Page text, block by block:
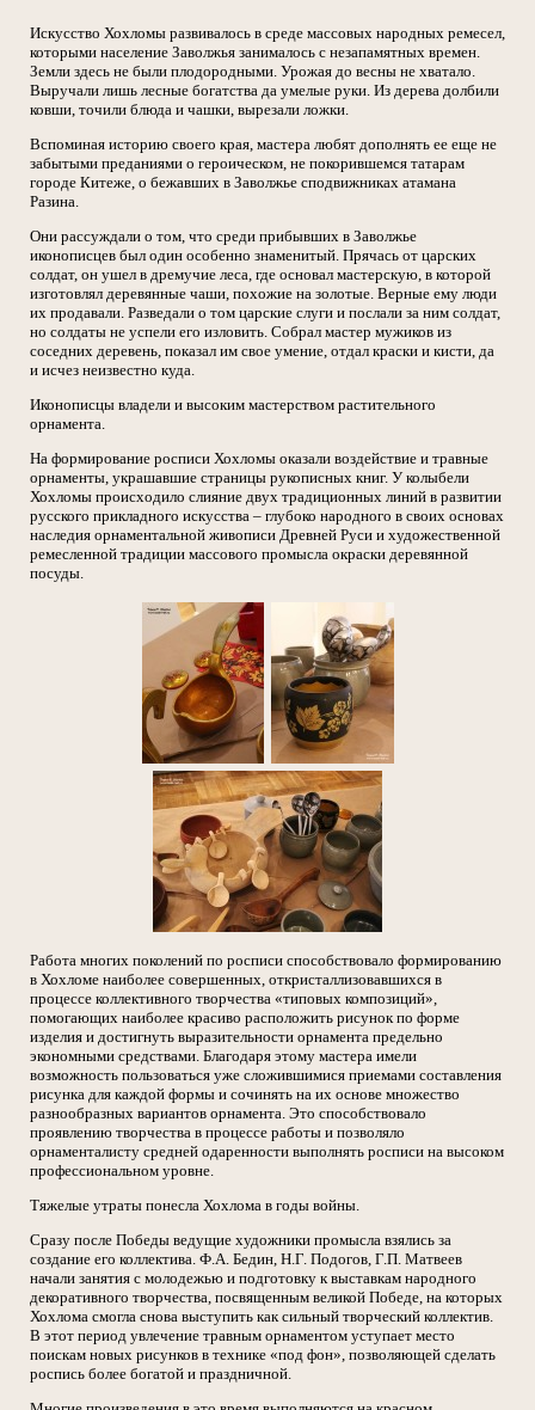
Искусство Хохломы развивалось в среде массовых народных ремесел,
которыми население Заволжья занималось с незапамятных времен.
Земли здесь не были плодородными. Урожая до весны не хватало.
Выручали лишь лесные богатства да умелые руки. Из дерева долбили
ковши, точили блюда и чашки, вырезали ложки.
Вспоминая историю своего края, мастера любят дополнять ее еще не
забытыми преданиями о героическом, не покорившемся татарам
городе Китеже, о бежавших в Заволжье сподвижниках атамана
Разина.
Они рассуждали о том, что среди прибывших в Заволжье
иконописцев был один особенно знаменитый. Прячась от царских
солдат, он ушел в дремучие леса, где основал мастерскую, в которой
изготовлял деревянные чаши, похожие на золотые. Верные ему люди
их продавали. Разведали о том царские слуги и послали за ним солдат,
но солдаты не успели его изловить. Собрал мастер мужиков из
соседних деревень, показал им свое умение, отдал краски и кисти, да
и исчез неизвестно куда.
Иконописцы владели и высоким мастерством растительного
орнамента.
На формирование росписи Хохломы оказали воздействие и травные
орнаменты, украшавшие страницы рукописных книг. У колыбели
Хохломы происходило слияние двух традиционных линий в развитии
русского прикладного искусства – глубоко народного в своих основах
наследия орнаментальной живописи Древней Руси и художественной
ремесленной традиции массового промысла окраски деревянной
посуды.
Работа многих поколений по росписи способствовало формированию
в Хохломе наиболее совершенных, откристаллизовавшихся в
процессе коллективного творчества «типовых композиций»,
помогающих наиболее красиво расположить рисунок по форме
изделия и достигнуть выразительности орнамента предельно
экономными средствами. Благодаря этому мастера имели
возможность пользоваться уже сложившимися приемами составления
рисунка для каждой формы и сочинять на их основе множество
разнообразных вариантов орнамента. Это способствовало
проявлению творчества в процессе работы и позволяло
орнаменталисту средней одаренности выполнять росписи на высоком
профессиональном уровне.
Тяжелые утраты понесла Хохлома в годы войны.
Сразу после Победы ведущие художники промысла взялись за
создание его коллектива. Ф.А. Бедин, Н.Г. Подогов, Г.П. Матвеев
начали занятия с молодежью и подготовку к выставкам народного
декоративного творчества, посвященным великой Победе, на которых
Хохлома смогла снова выступить как сильный творческий коллектив.
В этот период увлечение травным орнаментом уступает место
поискам новых рисунков в технике «под фон», позволяющей сделать
роспись более богатой и праздничной.